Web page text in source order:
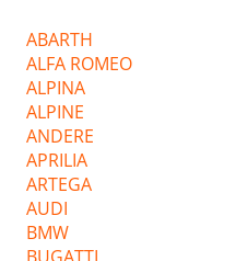
ABARTH
ALFA ROMEO
ALPINA
ALPINE
ANDERE
APRILIA
ARTEGA
AUDI
BMW